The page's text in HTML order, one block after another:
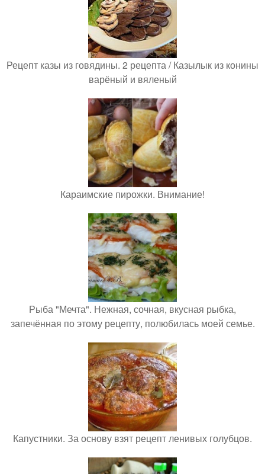
Рецепт казы из говядины. 2 рецепта / Казылык из конины
варёный и вяленый
Караимские пирожки. Внимание!
Рыба "Мечта". Нежная, сочная, вкусная рыбка,
запечённая по этому рецепту, полюбилась моей семье.
Капустники. За основу взят рецепт ленивых голубцов.